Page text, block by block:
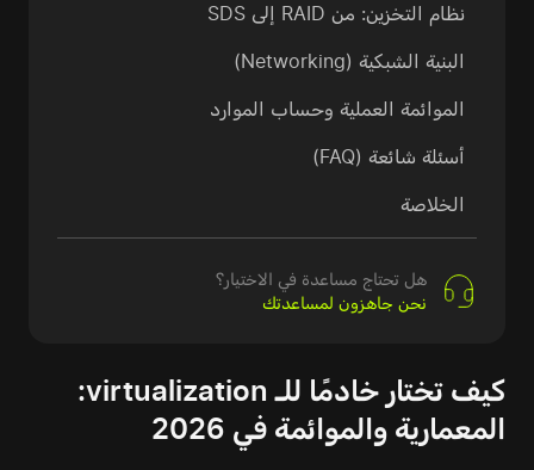
نظام التخزين: من RAID إلى SDS
البنية الشبكية (Networking)
الموائمة العملية وحساب الموارد
أسئلة شائعة (FAQ)
الخلاصة
هل تحتاج مساعدة في الاختيار؟
نحن جاهزون لمساعدتك
كيف تختار خادمًا للـ virtualization:
المعمارية والموائمة في 2026